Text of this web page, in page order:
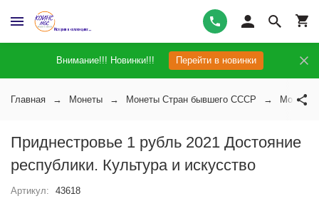
Внимание!!! Новинки!!! Перейти в новинки
Главная Монеты Монеты Стран бывшего СССР Монеты
Приднестровье 1 рубль 2021 Достояние
республики. Культура и искусство
Артикул: 43618